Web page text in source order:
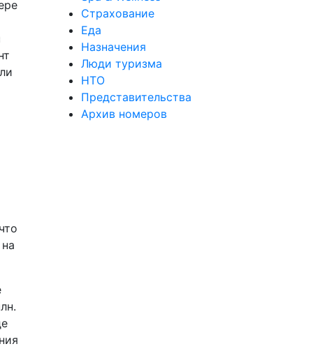
Страхование
Еда
Назначения
Люди туризма
НТО
Представительства
Архив номеров